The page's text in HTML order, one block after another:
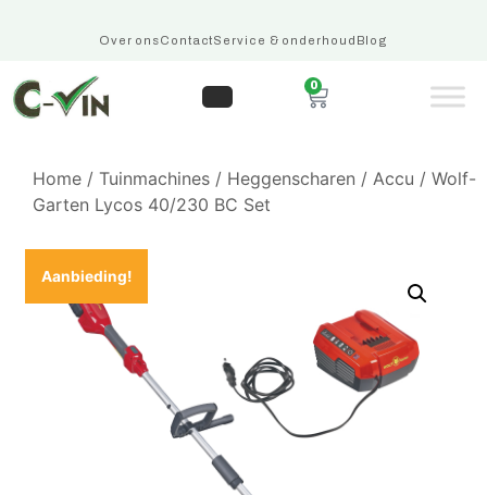
Over onsContactService & onderhoudBlog
0
Home / Tuinmachines / Heggenscharen / Accu / Wolf-
Garten Lycos 40/230 BC Set
Aanbieding!